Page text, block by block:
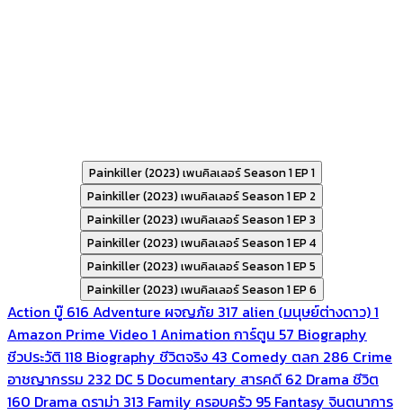
Painkiller (2023) เพนคิลเลอร์ Season 1 EP 1
Painkiller (2023) เพนคิลเลอร์ Season 1 EP 2
Painkiller (2023) เพนคิลเลอร์ Season 1 EP 3
Painkiller (2023) เพนคิลเลอร์ Season 1 EP 4
Painkiller (2023) เพนคิลเลอร์ Season 1 EP 5
Painkiller (2023) เพนคิลเลอร์ Season 1 EP 6
Action บู๊ 616 Adventure ผจญภัย 317 alien (มนุษย์ต่างดาว)1
Amazon Prime Video 1 Animation การ์ตูน 57 Biography
ชีวประวัติ 118 Biography ชีวิตจริง 43 Comedy ตลก 286 Crime
อาชญากรรม 232 DC 5 Documentary สารคดี 62 Drama ชีวิต
160 Drama ดราม่า 313 Family ครอบครัว 95 Fantasy จินตนาการ